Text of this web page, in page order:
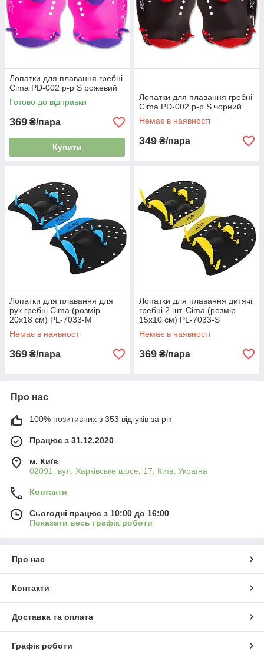
Лопатки для плавання гребні
Cima PD-002 р-р S рожевий
Готово до відправки
369 ₴/пара
Купити
Лопатки для плавання гребні
Cima PD-002 р-р S чорний
Немає в наявності
349 ₴/пара
Лопатки для плавання для
рук гребні Cima (розмір
20x18 см) PL-7033-M
Немає в наявності
369 ₴/пара
Лопатки для плавання дитячі
гребні 2 шт. Cima (розмір
15x10 см) PL-7033-S
Немає в наявності
369 ₴/пара
Про нас
100% позитивних з 353 відгуків за рік
Працює з 31.12.2020
м. Київ
02091, вул. Харківське шосе, 17, Київ, Україна
Контакти
Сьогодні працює з 10:00 до 16:00
Показати весь графік роботи
Про нас
Контакти
Доставка та оплата
Графік роботи